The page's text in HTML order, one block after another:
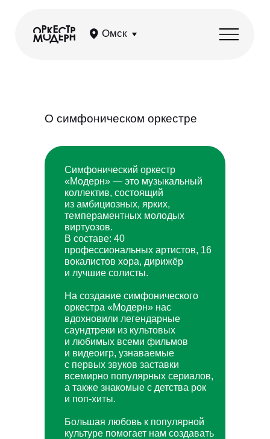
Симфонический оркестр
«Модерн» — это музыкальный
коллектив, состоящий
из амбициозных, ярких,
темпераментных молодых
виртуозов.
В составе: 40
профессиональных артистов, 16
вокалистов хора, дирижёр
и лучшие солисты.
На создание симфонического
оркестра «Модерн» нас
вдохновили легендарные
саундтреки из культовых
и любимых всеми фильмов
и видеоигр, узнаваемые
с первых звуков заставки
всемирно популярных сериалов,
а также знакомые с детства рок
и поп-хиты.
Большая любовь к популярной
культуре помогает нам создавать
О симфоническом оркестре